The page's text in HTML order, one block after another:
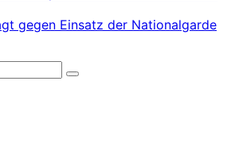
gegen Einsatz der Nationalgarde